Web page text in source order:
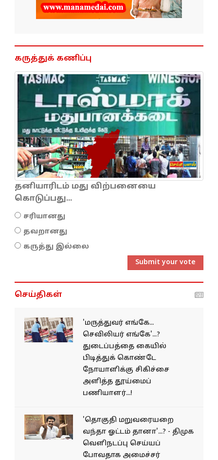
கருத்துக் கணிப்பு
தனியாரிடம் மது விற்பனையை
கொடுப்பது...
சரியானது
தவறானது
கருத்து இல்லை
Submit your vote
செய்திகள்
'மருத்துவர் எங்கே...
செவிலியர் எங்கே'...?
துடைப்பத்தை கையில்
பிடித்துக் கொண்டே
நோயாளிக்கு சிகிச்சை
அளித்த தூய்மைப்
பணியாளர்...!
'தொகுதி மறுவரையறை
வந்தா ஓட்டம் தானா'...? - திமுக
வெளிநடப்பு செய்யப்
போவதாக அமைச்சர்